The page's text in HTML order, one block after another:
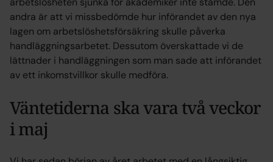
andra är att vi missbedömde hur införandet av den nya
lagen om arbetslöshetsförsäkring skulle påverka
handläggningsarbetet. Dessutom överskattade vi de
lättnader i handläggningen som man sade att införandet
av ett inkomstvillkor skulle medföra.
Väntetiderna ska vara två veckor
i maj